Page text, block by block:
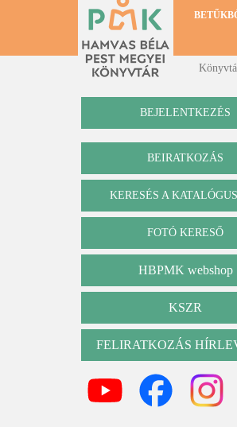
Fő
BEJELENTKEZÉS
BEIRATKOZÁS
Katalógus
KERESÉS A
FOTÓ KERESŐ
HBPMK webshop
KSZR
FELIRATKOZÁS